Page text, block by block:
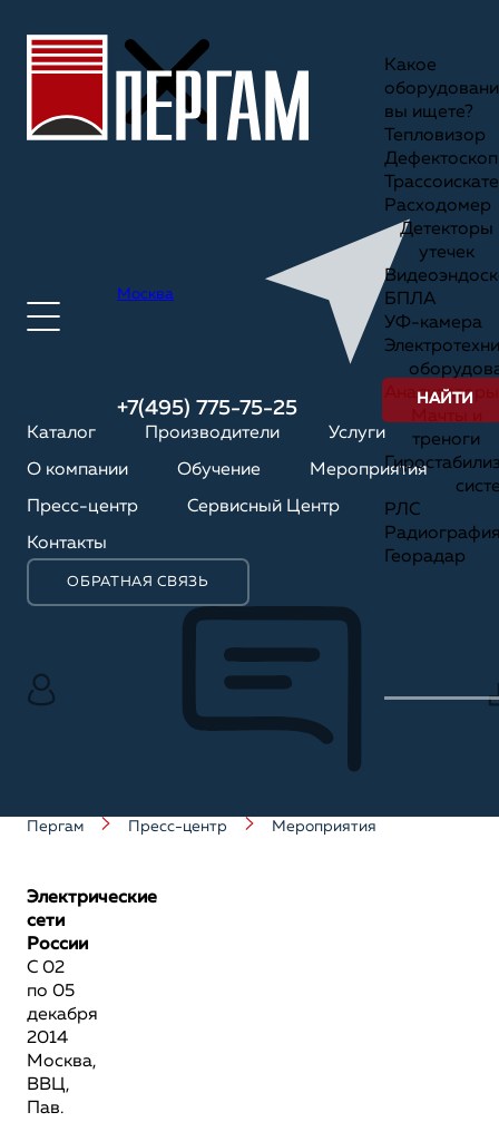
Москва
+7(495) 775-75-25
Каталог Производители Услуги
О компании Обучение Мероприятия
Пресс-центр Сервисный Центр
Контакты
ОБРАТНАЯ СВЯЗЬ
Какое
вы ищете?
Тепловизор
Дефектоскоп
Расходомер
Детекторы
утечек
БПЛА
УФ-камера
Анализаторы
треноги
РЛС
Георадар
НАЙТИ
Пергам Пресс-центр Мероприятия
Электрические
сети
России
С 02
по 05
декабря
2014
Москва,
ВВЦ,
Пав.